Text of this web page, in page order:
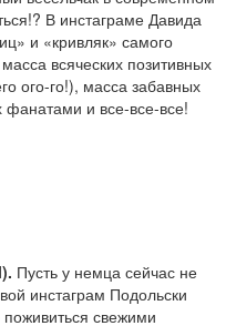
В инстаграме Давида
и «кривляк» самого
всяческих позитивных
ого-го!), масса забавных
и все-все-все!
Пусть у немца сейчас не
инстаграм Подольски
свежими